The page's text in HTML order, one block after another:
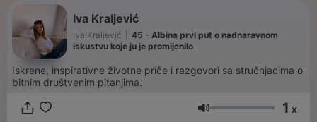
Iva Kraljević
Iva Kraljević
45 - Albina prvi put o nadnaravnom
iskustvu koje ju je promijenilo
Iskrene, inspirativne životne priče i razgovori sa stručnjacima o
bitnim društvenim pitanjima.
Lautstärke 1 x